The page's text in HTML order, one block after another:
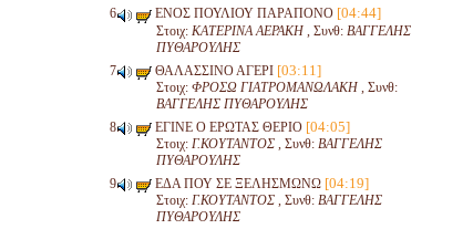
ΕΝΟΣ ΠΟΥΛΙΟΥ ΠΑΡΑΠΟΝΟ [04:44]
Στοιχ: ΚΑΤΕΡΙΝΑ ΑΕΡΑΚΗ, Συνθ: ΒΑΓΓΕΛΗΣ
ΠΥΘΑΡΟΥΛΗΣ
ΘΑΛΑΣΣΙΝΟ ΑΓΕΡΙ [03:11]
Στοιχ: ΦΡΟΣΩ ΓΙΑΤΡΟΜΑΝΩΛΑΚΗ, Συνθ:
ΒΑΓΓΕΛΗΣ ΠΥΘΑΡΟΥΛΗΣ
ΕΓΙΝΕ Ο ΕΡΩΤΑΣ ΘΕΡΙΟ [04:05]
Στοιχ: Γ.ΚΟΥΤΑΝΤΟΣ, Συνθ: ΒΑΓΓΕΛΗΣ
ΠΥΘΑΡΟΥΛΗΣ
ΕΔΑ ΠΟΥ ΣΕ ΞΕΛΗΣΜΩΝΩ [04:19]
Στοιχ: Γ.ΚΟΥΤΑΝΤΟΣ, Συνθ: ΒΑΓΓΕΛΗΣ
ΠΥΘΑΡΟΥΛΗΣ